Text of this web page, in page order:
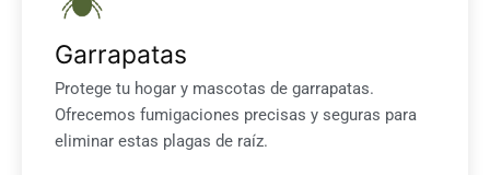
Garrapatas
Protege tu hogar y mascotas de garrapatas.
Ofrecemos fumigaciones precisas y seguras para
eliminar estas plagas de raíz.